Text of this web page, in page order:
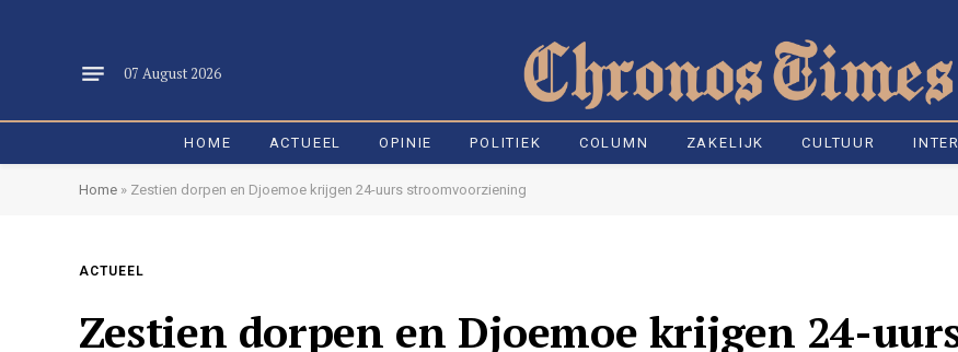
07 August 2026
HOME ACTUEEL OPINIE POLITIEK COLUMN ZAKELIJK CULTUUR
Home » Zestien dorpen en Djoemoe krijgen 24-uurs stroomvoorziening
ACTUEEL
Zestien dorpen en Djoemoe krijgen 24-